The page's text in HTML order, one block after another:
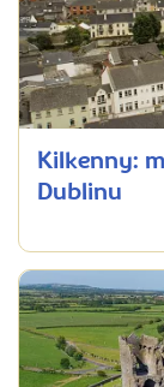
Kilkenny:
Dublinu